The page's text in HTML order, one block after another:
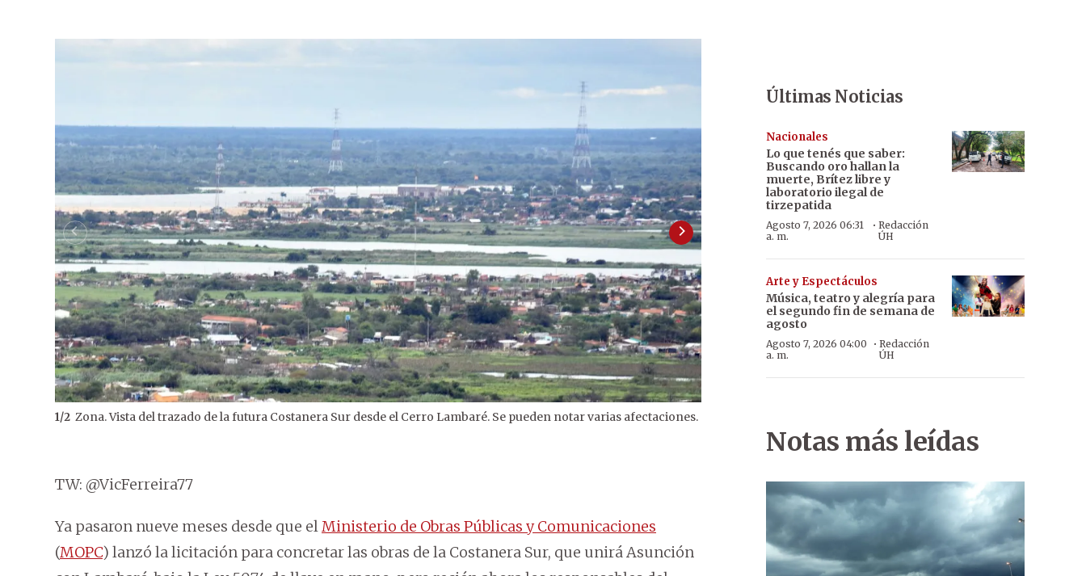
1/2 Zona. Vista del trazado de la futura Costanera Sur desde el Cerro Lambaré. Se pueden notar varias afectaciones.
TW: @VicFerreira77
Ya pasaron nueve meses desde que elMinisterio de Obras Públicas y Comunicaciones
(MOPC) lanzó la licitación para concretar las obras de la Costanera Sur, que unirá Asunción
Últimas Noticias
Nacionales
Lo que tenés que saber:
Buscando oro hallan la
muerte, Brítez libre y
laboratorio ilegal de
tirzepatida
Agosto 7, 2026 06:31
a. m.
· Redacción
ÚH
Arte y Espectáculos
Música, teatro y alegría para
el segundo fin de semana de
agosto
Agosto 7, 2026 04:00
a. m.
· Redacción
ÚH
Notas más leídas